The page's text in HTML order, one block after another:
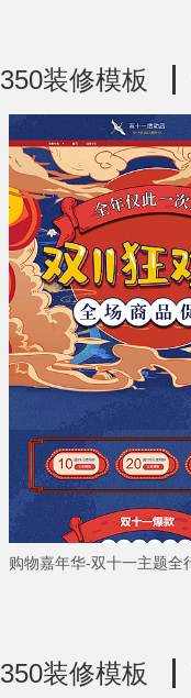
350装修模板
350装修模板